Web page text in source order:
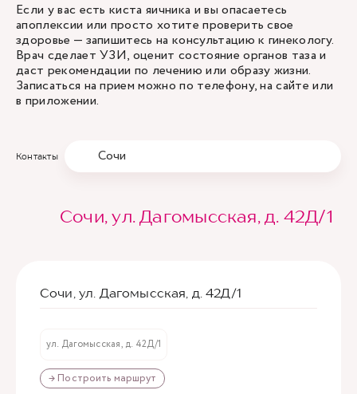
Если у вас есть киста яичника и вы опасаетесь
апоплексии или просто хотите проверить свое
здоровье — запишитесь на консультацию к гинекологу.
Врач сделает УЗИ, оценит состояние органов таза и
даст рекомендации по лечению или образу жизни.
Записаться на прием можно по телефону, на сайте или
в приложении.
Контакты Сочи
Сочи, ул. Дагомысская, д. 42Д/1
Сочи, ул. Дагомысская, д. 42Д/1
ул. Дагомысская, д. 42Д/1
→ Построить маршрут